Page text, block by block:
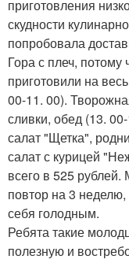
приготовления
скудности
попробовала
Гора с плеч, потому
приготовили на
00-11. 00).
сливки, обед (13.
салат "Щетка",
салат с курицей
всего в 525
повтор на 3
себя голодным.
Ребята такие
полезную и